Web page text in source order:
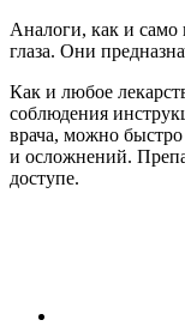
Аналоги, как и само
глаза. Они
Как и любое
соблюдения
врача, можно быстро
и осложнений.
доступе.